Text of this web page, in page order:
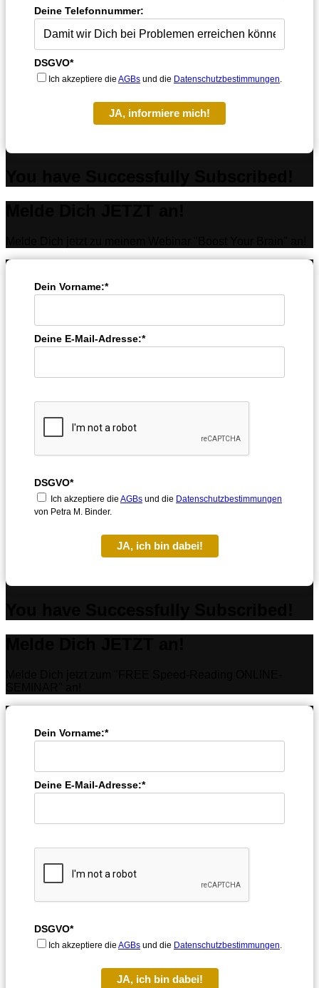
Deine Telefonnummer:
DSGVO*
Ich akzeptiere die AGBs und die Datenschutzbestimmungen
JA, informiere mich!
Dein Vorname:*
Deine E-Mail-Adresse:*
DSGVO*
Ich akzeptiere die AGBs und die Datenschutzbestimmungen
von Petra M. Binder.
JA, ich bin dabei!
Dein Vorname:*
Deine E-Mail-Adresse:*
DSGVO*
Ich akzeptiere die AGBs und die Datenschutzbestimmungen.
JA, ich bin dabei!